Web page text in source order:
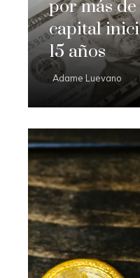
por más de
capital
15 años
Adame Luevano